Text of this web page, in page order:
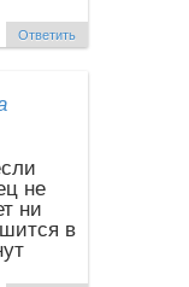
Ответить
не
ни
в